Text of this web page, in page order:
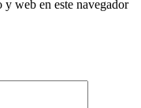
web en este navegador